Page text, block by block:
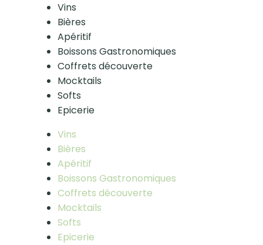
Vins
Bières
Apéritif
Boissons Gastronomiques
Coffrets découverte
Mocktails
Softs
Epicerie
Vins
Bières
Apéritif
Boissons Gastronomiques
Coffrets découverte
Mocktails
Softs
Epicerie